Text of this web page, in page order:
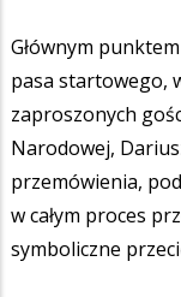
Głównym
pasa startowego,
zaproszonych
Narodowej,
przemówienia,
w całym proces
symboliczne